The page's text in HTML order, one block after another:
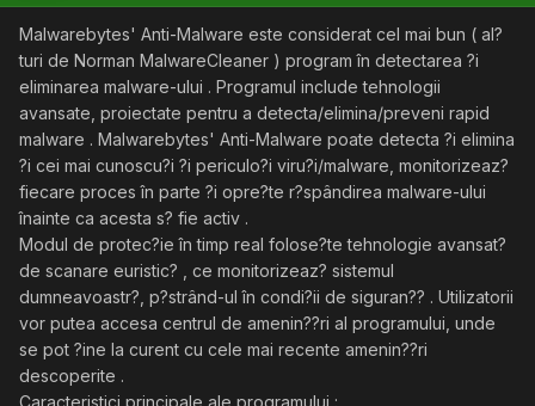
Malwarebytes' Anti-Malware este considerat cel mai bun ( al?
turi de Norman MalwareCleaner ) program în detectarea ?i
eliminarea malware-ului . Programul include tehnologii
avansate, proiectate pentru a detecta/elimina/preveni rapid
malware . Malwarebytes' Anti-Malware poate detecta ?i elimina
?i cei mai cunoscu?i ?i periculo?i viru?i/malware, monitorizeaz?
fiecare proces în parte ?i opre?te r?spândirea malware-ului
înainte ca acesta s? fie activ .
Modul de protec?ie în timp real folose?te tehnologie avansat?
de scanare euristic? , ce monitorizeaz? sistemul
dumneavoastr?, p?strând-ul în condi?ii de siguran?? . Utilizatorii
vor putea accesa centrul de amenin??ri al programului, unde
se pot ?ine la curent cu cele mai recente amenin??ri
descoperite .
Caracteristici principale ale programului :